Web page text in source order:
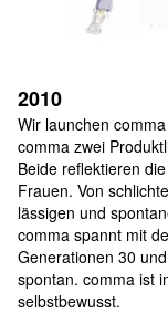
2010
Wir launchen
comma zwei
Beide reflektieren
Frauen. Von
lässigen und
comma spannt mit
Generationen 30
spontan. comma ist
selbstbewusst.